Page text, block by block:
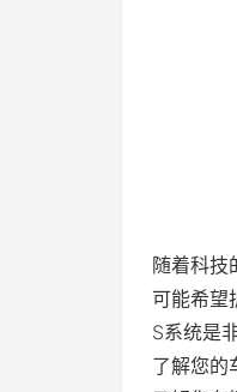
随着科技
可能希望
S系统是
了解您的